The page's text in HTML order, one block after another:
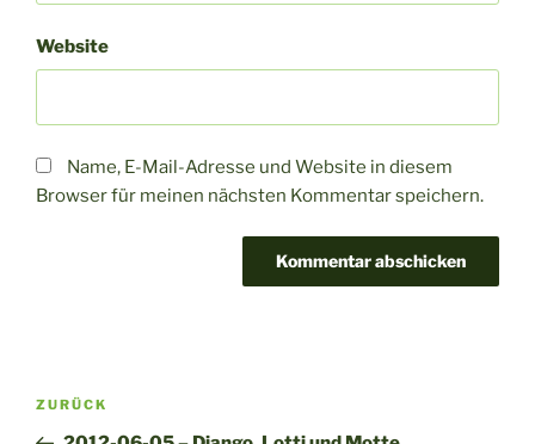
Website
Name, E-Mail-Adresse und Website in diesem
Browser für meinen nächsten Kommentar speichern.
e
Beitragsnavigation
Vorheriger
Beitrag
ZURÜCK